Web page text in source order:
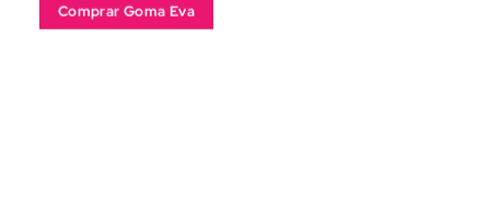
Comprar Goma Eva